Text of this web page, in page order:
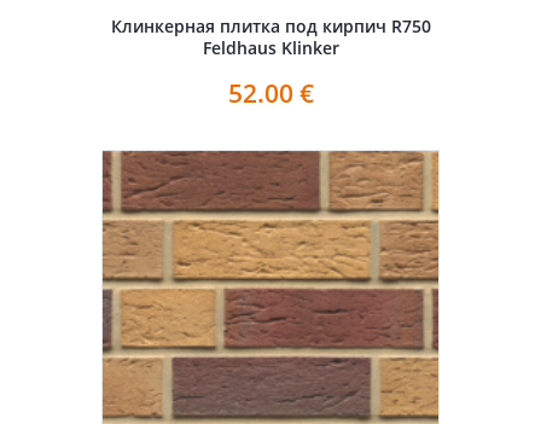
Клинкерная плитка под кирпич R750
Feldhaus Klinker
52.00 €